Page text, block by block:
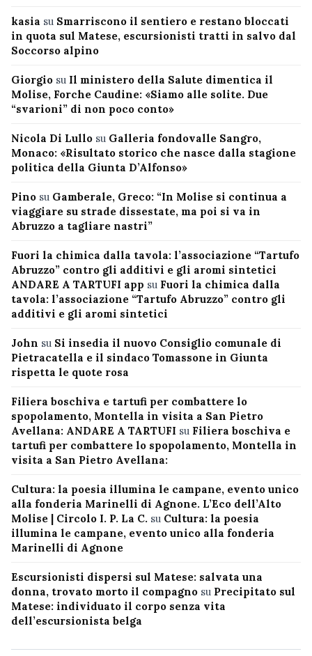
kasia su Smarriscono il sentiero e restano bloccati
in quota sul Matese, escursionisti tratti in salvo dal
Soccorso alpino
Giorgio su Il ministero della Salute dimentica il
Molise, Forche Caudine: «Siamo alle solite. Due
“svarioni” di non poco conto»
Nicola Di Lullo su Galleria fondovalle Sangro,
Monaco: «Risultato storico che nasce dalla stagione
politica della Giunta D’Alfonso»
Pino su Gamberale, Greco: “In Molise si continua a
viaggiare su strade dissestate, ma poi si va in
Abruzzo a tagliare nastri”
Fuori la chimica dalla tavola: l’associazione “Tartufo
Abruzzo” contro gli additivi e gli aromi sintetici
ANDARE A TARTUFI app su Fuori la chimica dalla
tavola: l’associazione “Tartufo Abruzzo” contro gli
additivi e gli aromi sintetici
John su Si insedia il nuovo Consiglio comunale di
Pietracatella e il sindaco Tomassone in Giunta
rispetta le quote rosa
Filiera boschiva e tartufi per combattere lo
spopolamento, Montella in visita a San Pietro
Avellana: ANDARE A TARTUFI su Filiera boschiva e
tartufi per combattere lo spopolamento, Montella in
visita a San Pietro Avellana:
Cultura: la poesia illumina le campane, evento unico
alla fonderia Marinelli di Agnone. L’Eco dell’Alto
Molise | Circolo I. P. La C. su Cultura: la poesia
illumina le campane, evento unico alla fonderia
Marinelli di Agnone
Escursionisti dispersi sul Matese: salvata una
donna, trovato morto il compagno su Precipitato sul
Matese: individuato il corpo senza vita
dell’escursionista belga